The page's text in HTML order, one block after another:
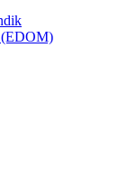
(EDOM)